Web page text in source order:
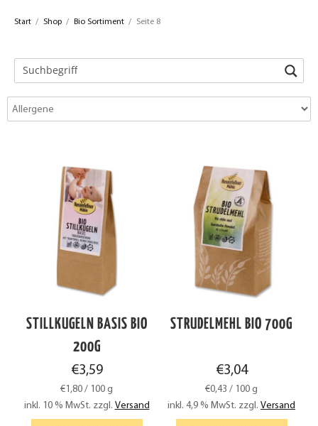
Start / Shop / Bio Sortiment / Seite 8
STILLKUGELN BASIS BIO
200G
€3,59
€1,80 / 100 g
inkl. 10 % MwSt. zzgl. Versand
STRUDELMEHL BIO 700G
€3,04
€0,43 / 100 g
inkl. 4,9 % MwSt. zzgl. Versand